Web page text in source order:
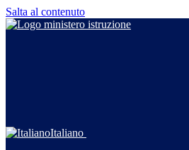
Salta al contenuto
Italiano